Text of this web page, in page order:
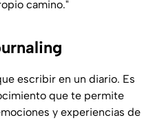
camino."
escribir en un diario. Es
que te permite
y experiencias de